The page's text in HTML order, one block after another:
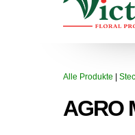
Alle Produkte
AGRO